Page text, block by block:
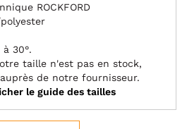
ROCKFORD
30°.
taille n'est pas en stock,
de notre fournisseur.
le guide des tailles